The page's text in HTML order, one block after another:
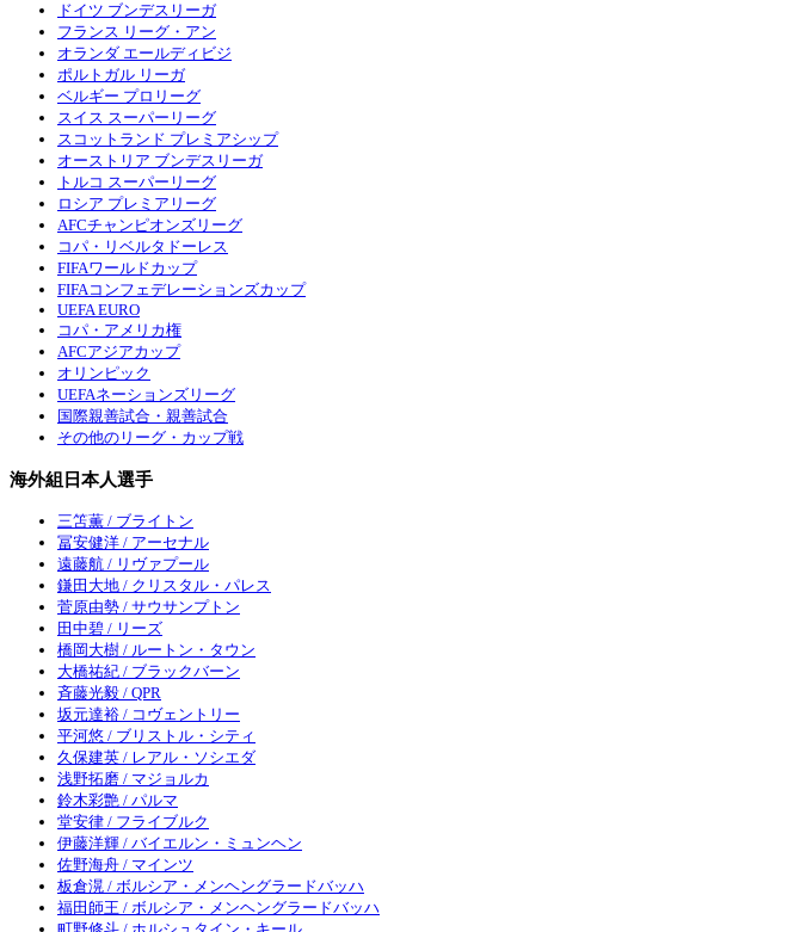
ドイツ ブンデスリーガ
フランス リーグ・アン
オランダ エールディビジ
ポルトガル リーガ
ベルギー プロリーグ
スイス スーパーリーグ
スコットランド プレミアシップ
オーストリア ブンデスリーガ
トルコ スーパーリーグ
ロシア プレミアリーグ
AFCチャンピオンズリーグ
コパ・リベルタドーレス
FIFAワールドカップ
FIFAコンフェデレーションズカップ
UEFA EURO
コパ・アメリカ権
AFCアジアカップ
オリンピック
UEFAネーションズリーグ
国際親善試合・親善試合
その他のリーグ・カップ戦
海外組日本人選手
三笘薫 / ブライトン
冨安健洋 / アーセナル
遠藤航 / リヴァプール
鎌田大地 / クリスタル・パレス
菅原由勢 / サウサンプトン
田中碧 / リーズ
橋岡大樹 / ルートン・タウン
大橋祐紀 / ブラックバーン
斉藤光毅 / QPR
坂元達裕 / コヴェントリー
平河悠 / ブリストル・シティ
久保建英 / レアル・ソシエダ
浅野拓磨 / マジョルカ
鈴木彩艶 / パルマ
堂安律 / フライブルク
伊藤洋輝 / バイエルン・ミュンヘン
佐野海舟 / マインツ
板倉滉 / ボルシア・メンヘングラードバッハ
福田師王 / ボルシア・メンヘングラードバッハ